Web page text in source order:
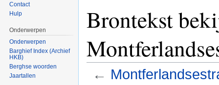
Brontekst
←
Contact
Hulp
Onderwerpen
Onderwerpen
Barghief Index (Archief
HKB)
Berghse woorden
Jaartallen